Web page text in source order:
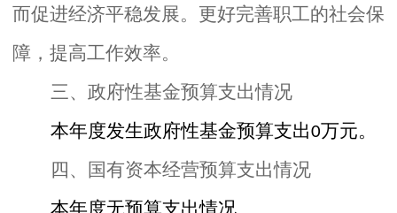
而促进经济平稳发展。更好完善职工的社会保
障，提高工作效率。
三、 政府性基金预算支出情况
本年度发生政府性基金预算支出0万元。
四、
国有资本经营预算支出情况